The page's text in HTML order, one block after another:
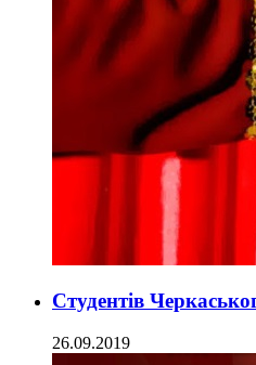
Студентів
26.09.2019